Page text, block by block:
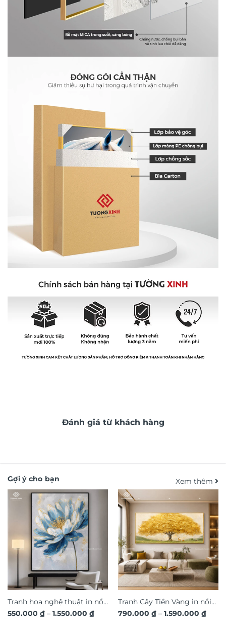
Đánh giá từ khách hàng
Gợi ý cho bạn Xem thêm
Tranh hoa nghệ thuật in nổi
3D hiệu ứng dát vàng sang
550.000 ₫ – 1.550.000 ₫Khoảng
Tranh Cây Tiền Vàng in nổi
3D dát vàng ánh kim sang
790.000 ₫ – 1.590.000 ₫